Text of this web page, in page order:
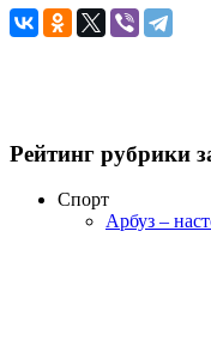
Рейтинг рубрики
Спорт
Арбуз –